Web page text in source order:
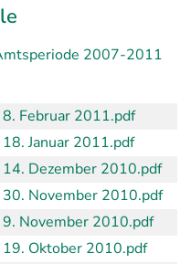
2007-2011
Februar 2011.pdf
Januar 2011.pdf
Dezember 2010.pdf
November 2010.pdf
November 2010.pdf
Oktober 2010.pdf